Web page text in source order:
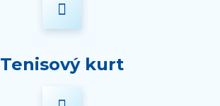
Tenisový kurt